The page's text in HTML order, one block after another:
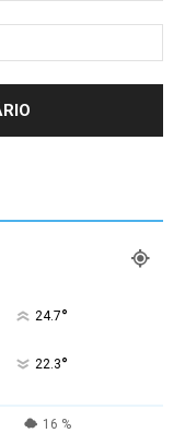
24.7°
22.3°
16 %